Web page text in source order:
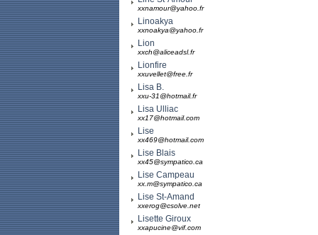
xxnamour@yahoo.fr
Linoakya
xxnoakya@yahoo.fr
Lion
xxch@aliceadsl.fr
Lionfire
xxuvellet@free.fr
Lisa B.
xxu-31@hotmail.fr
Lisa Ulliac
xx17@hotmail.com
Lise
xx469@hotmail.com
Lise Blais
xx45@sympatico.ca
Lise Campeau
xx.m@sympatico.ca
Lise St-Amand
xxerog@csolve.net
Lisette Giroux
xxapucine@vif.com